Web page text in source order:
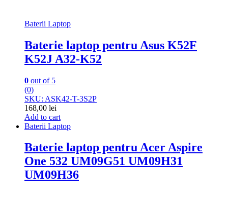
Baterii Laptop
Baterie laptop pentru Asus K52F
K52J A32-K52
0 out of 5
(0)
SKU: ASK42-T-3S2P
168,00 lei
Add to cart
Baterii Laptop
Baterie laptop pentru Acer Aspire
One 532 UM09G51 UM09H31
UM09H36